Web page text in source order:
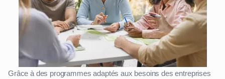
Grâce à des programmes adaptés aux besoins des entreprises